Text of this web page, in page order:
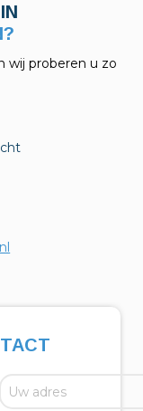
wij proberen u zo